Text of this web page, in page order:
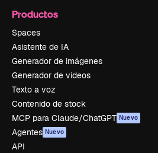
Productos
Spaces
Asistente de IA
Generador de imágenes
Generador de vídeos
Texto a voz
Contenido de stock
MCP para Claude/ChatGPT Nuevo
Agentes Nuevo
API